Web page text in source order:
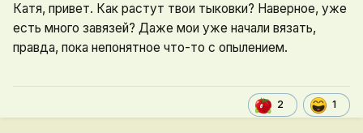
Катя, привет. Как растут твои тыковки? Наверное, уже
есть много завязей? Даже мои уже начали вязать,
правда, пока непонятное что-то с опылением.
2 1